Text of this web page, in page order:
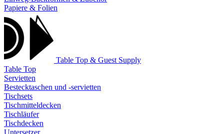
Papiere & Folien
Table Top & Guest Supply
Table Top
Servietten
Bestecktaschen und -servietten
Tischsets
Tischmitteldecken
Tischläufer
Tischdecken